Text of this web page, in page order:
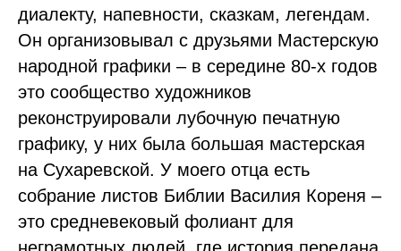
диалекту, напевности, сказкам, легендам.
Он организовывал с друзьями Мастерскую
народной графики – в середине 80-х годов
это сообщество художников
реконструировали лубочную печатную
графику, у них была большая мастерская
на Сухаревской. У моего отца есть
собрание листов Библии Василия Кореня –
это средневековый фолиант для